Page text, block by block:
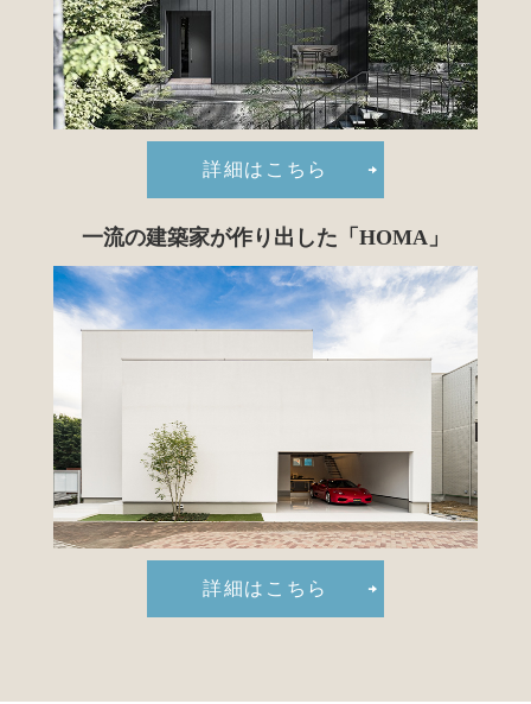
詳細はこちら
一流の建築家が作り出した 「HOMA」
詳細はこちら